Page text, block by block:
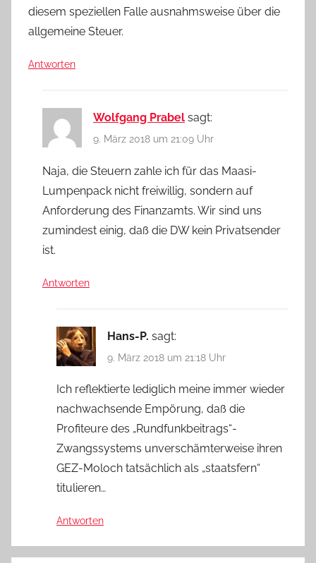
diesem speziellen Falle ausnahmsweise über die
allgemeine Steuer.
Antworten
Wolfgang Prabel sagt:
9. März 2018 um 21:09 Uhr
Naja, die Steuern zahle ich für das Maasi-
Lumpenpack nicht freiwillig, sondern auf
Anforderung des Finanzamts. Wir sind uns
zumindest einig, daß die DW kein Privatsender
ist.
Antworten
Hans-P. sagt:
9. März 2018 um 21:18 Uhr
Ich reflektierte lediglich meine immer wieder
nachwachsende Empörung, daß die
Profiteure des „Rundfunkbeitrags“-
Zwangssystems unverschämterweise ihren
GEZ-Moloch tatsächlich als „staatsfern“
titulieren…
Antworten